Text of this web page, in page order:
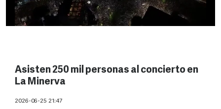
Asisten 250 mil personas al concierto en
La Minerva
2026-06-25 21:47